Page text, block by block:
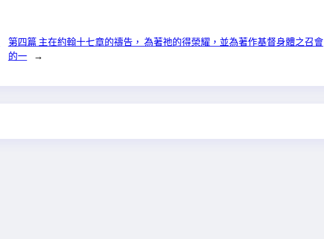
第四篇 主在約翰十七章的禱告， 為著祂的得榮耀，並為著作基督身體之召會
的一
→